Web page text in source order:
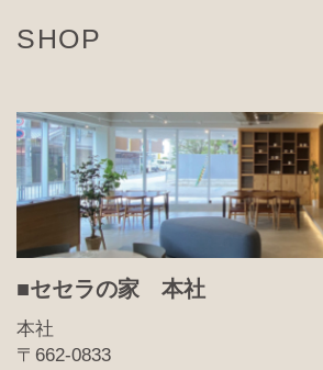
SHOP
■セセラの家 本社
本社
〒662-0833